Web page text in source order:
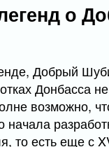
о
Добрый
Донбасса
возможно,
начала
то есть еще с